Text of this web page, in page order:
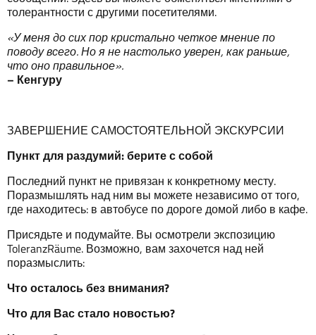
толерантности с другими посетителями.
«Уменядосихпоркристально четкоемнениепо
поводувсего.Нояненастолько уверен, какраньше,
чтооноправильное».
– Кенгуру
ЗАВЕРШЕНИЕ САМОСТОЯТЕЛЬНОЙ ЭКСКУРСИИ
Пунктдля раздумий:беритессобой
Последний пункт не привязан к конкретному месту.
Поразмышлять над ним вы можете независимо от того,
где находитесь: в автобусе по дороге домой либо в кафе.
Присядьте и подумайте. Вы осмотрели экспозицию
ToleranzRäume. Возможно, вам захочется над ней
поразмыслить:
Чтоосталосьбез внимания?
Чтодля Васстало новостью?